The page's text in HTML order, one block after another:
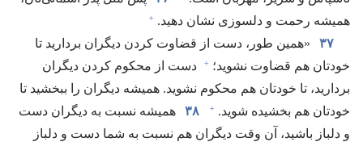
همیشه رحمت و دلسوزی نشان دهید.‏ +
۳۷
‏«همین طور،‏ دست از قضاوت کردن دیگران بردارید تا
خودتان هم قضاوت نشوید؛‏ +
دست از محکوم کردن دیگران
بردارید،‏ تا خودتان هم محکوم نشوید.‏ همیشه دیگران را ببخشید تا
خودتان هم بخشیده شوید.‏ + ۳۸
همیشه نسبت به دیگران دست
و دلباز باشید،‏ آن وقت دیگران هم نسبت به شما دست و دلباز